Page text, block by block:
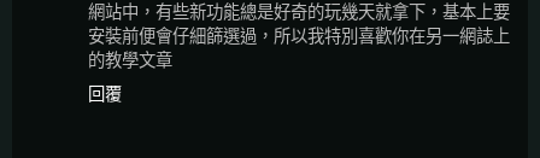
網站中，有些新功能總是好奇的玩幾天就拿下，基本上要
安裝前便會仔細篩選過，所以我特別喜歡你在另一網誌上
的教學文章
回覆